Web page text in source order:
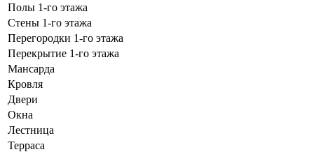
Полы 1-го этажа
Стены 1-го этажа
Перегородки 1-го этажа
Перекрытие 1-го этажа
Мансарда
Кровля
Двери
Окна
Лестница
Терраса